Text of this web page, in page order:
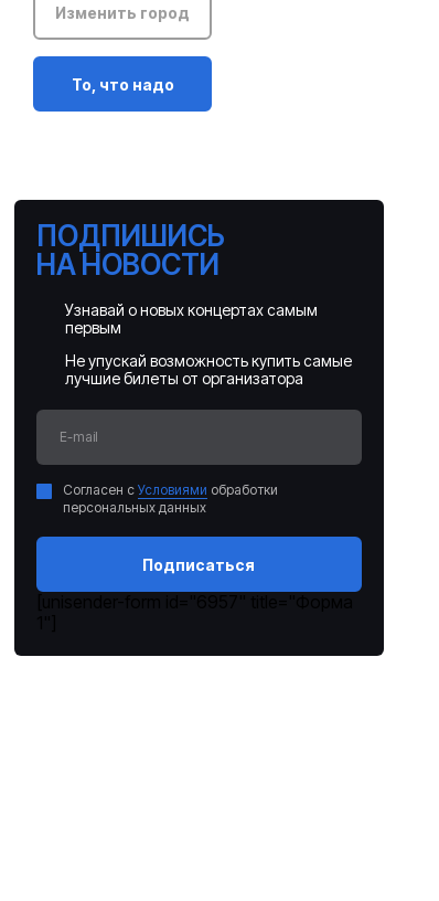
Изменить город
То, что надо
ПОДПИШИСЬ
НА НОВОСТИ
Узнавай о новых концертах самым
первым
Не упускай возможность купить самые
лучшие билеты от организатора
E-mail
Согласен с Условиями обработки
персональных данных
Подписаться